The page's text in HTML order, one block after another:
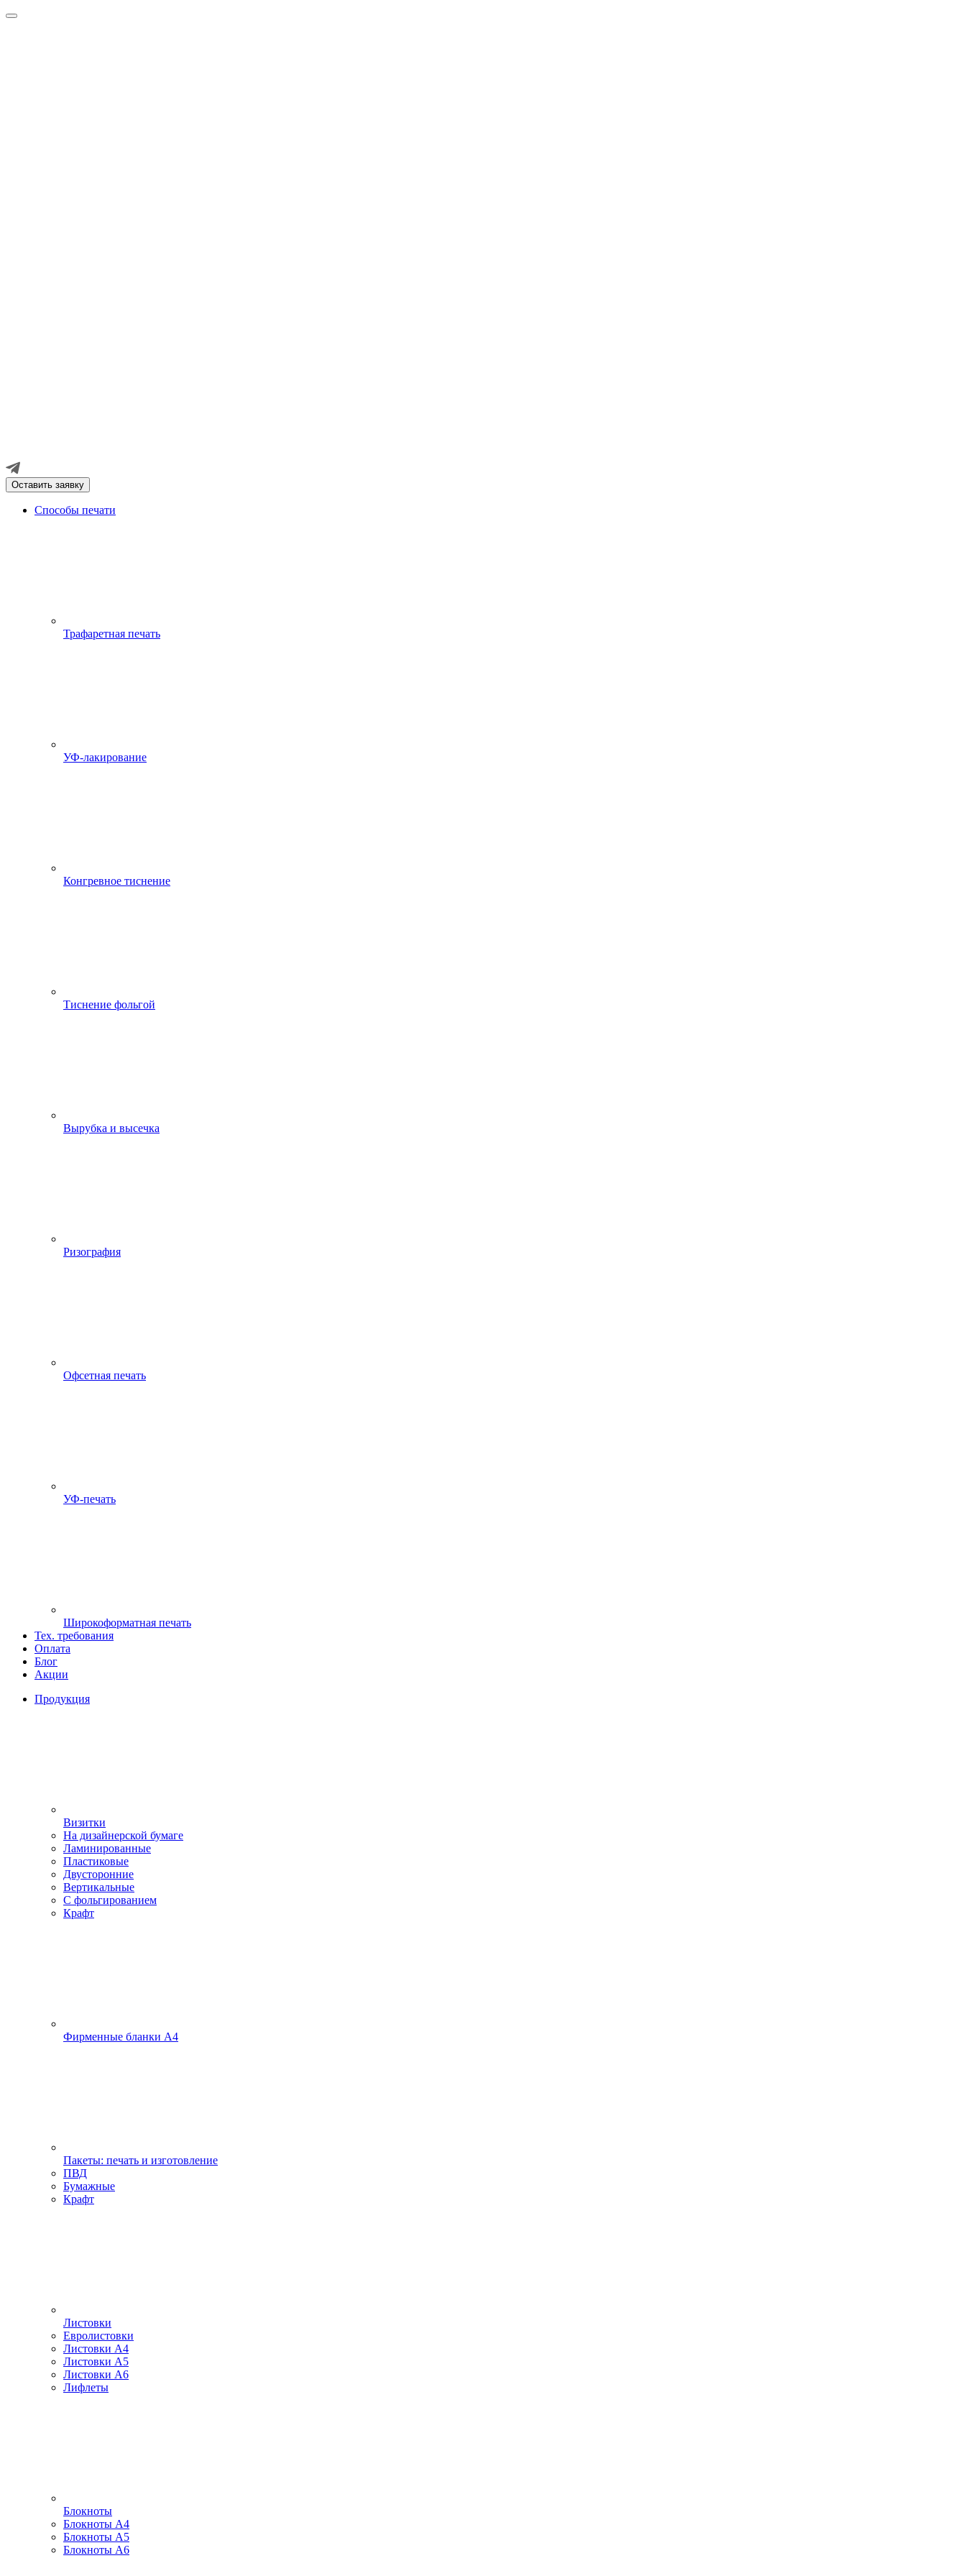
Оставить заявку
Способы печати
Трафаретная печать
УФ-лакирование
Конгревное тиснение
Тиснение фольгой
Вырубка и высечка
Ризография
Офсетная печать
УФ-печать
Широкоформатная печать
Тех. требования
Оплата
Блог
Акции
Продукция
Визитки
На дизайнерской бумаге
Ламинированные
Пластиковые
Двусторонние
Вертикальные
С фольгированием
Крафт
Фирменные бланки А4
Пакеты: печать и изготовление
ПВД
Бумажные
Крафт
Листовки
Евролистовки
Листовки А4
Листовки А5
Листовки А6
Лифлеты
Блокноты
Блокноты А4
Блокноты А5
Блокноты А6